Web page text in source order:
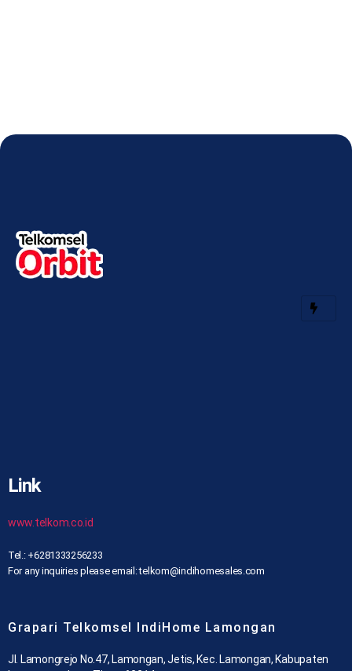
Link
www.telkom.co.id
Tel.: +6281333256233
For any inquiries please email: telkom@indihomesales.com
Grapari Telkomsel IndiHome Lamongan
Jl. Lamongrejo No.47, Lamongan, Jetis, Kec. Lamongan, Kabupaten